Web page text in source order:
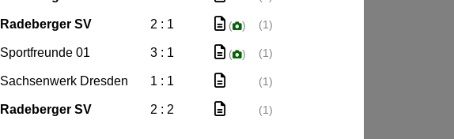
Radeberger SV 2 : 1 ( ) (1)
Sportfreunde 01 3 : 1 ( ) (1)
Sachsenwerk Dresden 1 : 1 (1)
Radeberger SV 2 : 2 (1)